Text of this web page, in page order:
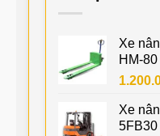
Xe
HM-80
Xe
5FB30